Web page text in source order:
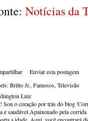
Notícias da
Enviar esta postagem
Britto Jr. Famosos Televisão
Luiz
Sou o coração por trás do blog
e saudável.Apaixonado pela